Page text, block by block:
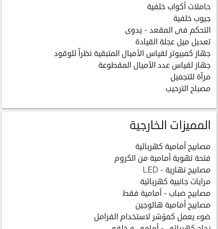
حاملات أكواب خلفية
جيوب خلفية
التحكم فى المقعد - يدوى
تعديل ميل عجلة القيادة
جهاز كمبيوتر لقياس الأميال المتبقية نظراً للوقود
جهاز لقياس عدد الأميال المقطوعة
مرآة للتجميل
مصباح الترحيب
المميزات الخارجية
مصابيح أمامية كهربائية
فتحة تهوية أمامية من الكروم
مصابيح نهارية - LED
مرايات جانبية كهربائية
مصابيح ضباب - أمامية فقط
مصابيح أمامية هالوجين
ضوء يعمل كمؤشر لاستخدام الفرامل